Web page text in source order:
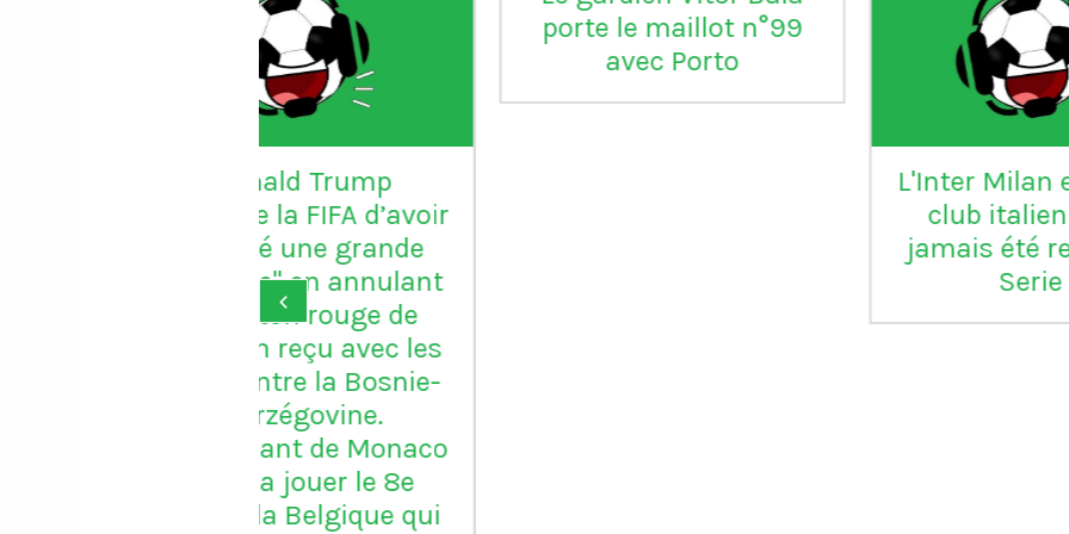
porte le maillot n°99
avec Porto
L'Inter Milan est le seul
jamais été relégué en
‹